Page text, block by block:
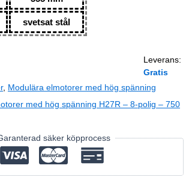
svetsat stål
Leverans:
Gratis
, Modulära elmotorer med hög spänning
med hög spänning H27R – 8-polig – 750
säker köpprocess